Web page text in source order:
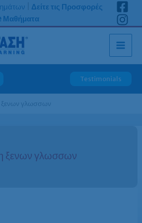
Δείτε τις Προσφορές
Μαθήματα
Testimonials
ξενων γλωσσων
ξενων γλωσσων